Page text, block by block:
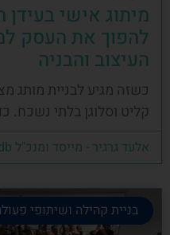
מיתוג אישי
להפוך את העסק
העיצוב והבניה
כשזה מגיע לבניית מותג
קליט וסלוגן בלתי נשכח.
אלעד גרגיר - מייסד ומנכ"ל arcdb
בניית קהילה ושיתופי